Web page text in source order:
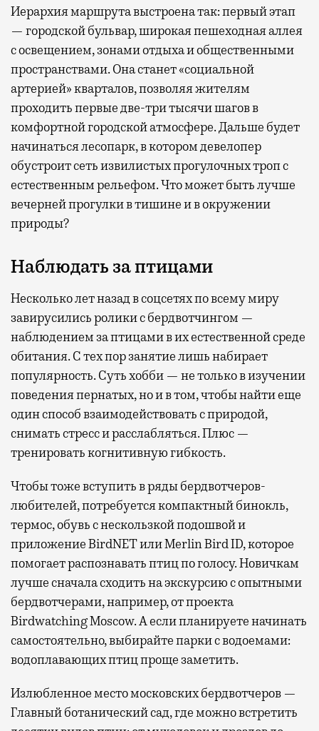
Иерархия маршрута выстроена так: первый этап
— городской бульвар, широкая пешеходная аллея
с освещением, зонами отдыха и общественными
пространствами. Она станет «социальной
артерией» кварталов, позволяя жителям
проходить первые две-три тысячи шагов в
комфортной городской атмосфере. Дальше будет
начинаться лесопарк, в котором девелопер
обустроит сеть извилистых прогулочных троп с
естественным рельефом. Что может быть лучше
вечерней прогулки в тишине и в окружении
природы?
Наблюдать за птицами
Несколько лет назад в соцсетях по всему миру
завирусились ролики с бердвотчингом —
наблюдением за птицами в их естественной среде
обитания. С тех пор занятие лишь набирает
популярность. Суть хобби — не только в изучении
поведения пернатых, но и в том, чтобы найти еще
один способ взаимодействовать с природой,
снимать стресс и расслабляться. Плюс —
тренировать когнитивную гибкость.
Чтобы тоже вступить в ряды бердвотчеров-
любителей, потребуется компактный бинокль,
термос, обувь с нескользкой подошвой и
приложение BirdNET или Merlin Bird ID, которое
помогает распознавать птиц по голосу. Новичкам
лучше сначала сходить на экскурсию с опытными
бердвотчерами, например, от проекта
Birdwatching Moscow. А если планируете начинать
самостоятельно, выбирайте парки с водоемами:
водоплавающих птиц проще заметить.
Излюбленное место московских бердвотчеров —
Главный ботанический сад, где можно встретить